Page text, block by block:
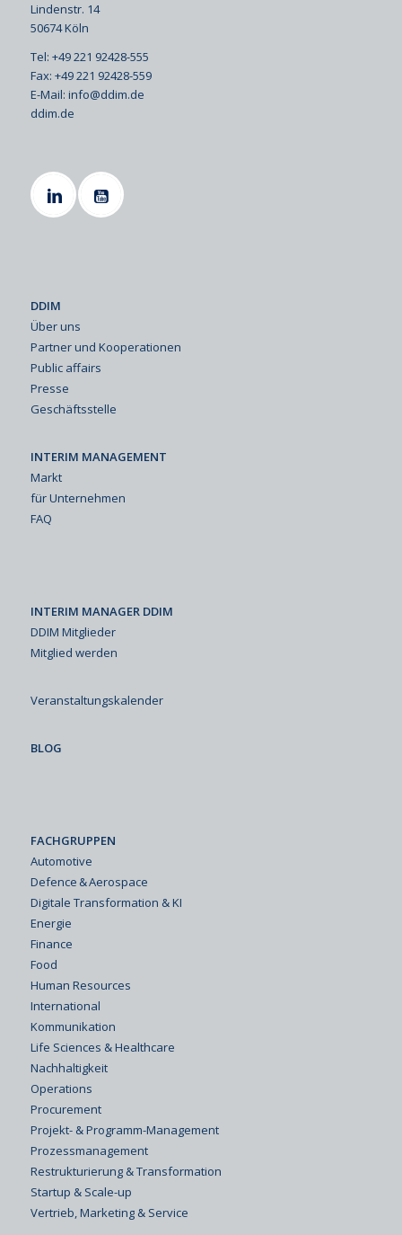
Lindenstr. 14
50674 Köln
Tel: +49 221 92428-555
Fax: +49 221 92428-559
E-Mail: info@ddim.de
ddim.de
DDIM
Über uns
Partner und Kooperationen
Public affairs
Presse
Geschäftsstelle
INTERIM MANAGEMENT
Markt
für Unternehmen
FAQ
INTERIM MANAGER DDIM
DDIM Mitglieder
Mitglied werden
Veranstaltungskalender
BLOG
FACHGRUPPEN
Automotive
Defence & Aerospace
Digitale Transformation & KI
Energie
Finance
Food
Human Resources
International
Kommunikation
Life Sciences & Healthcare
Nachhaltigkeit
Operations
Procurement
Projekt- & Programm-Management
Prozessmanagement
Restrukturierung & Transformation
Startup & Scale-up
Vertrieb, Marketing & Service